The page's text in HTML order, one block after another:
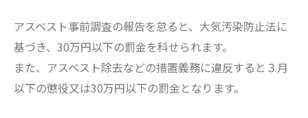
アスベスト事前調査の報告を怠ると、大気汚染防止法に
基づき、30万円以下の罰金を科せられます。
また、アスベスト除去などの措置義務に違反すると３月
以下の懲役又は30万円以下の罰金となります。